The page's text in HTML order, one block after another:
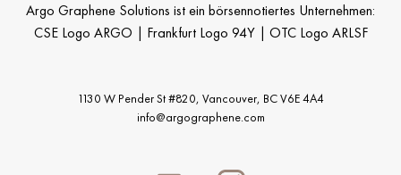
Argo Graphene Solutions ist ein börsennotiertes Unternehmen:
CSE Logo ARGO | Frankfurt Logo 94Y | OTC Logo ARLSF
1130 W Pender St #820, Vancouver, BC V6E 4A4
info@argographene.com